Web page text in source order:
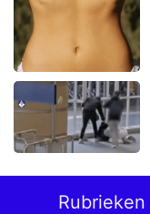
Rubrieken